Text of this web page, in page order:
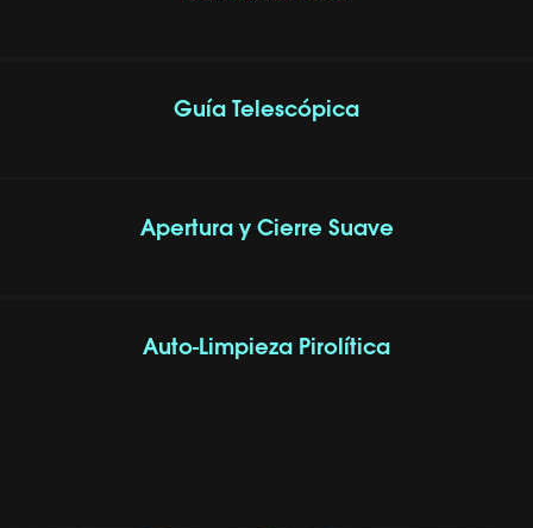
Guía Telescópica
Apertura y Cierre Suave
Auto-Limpieza Pirolítica